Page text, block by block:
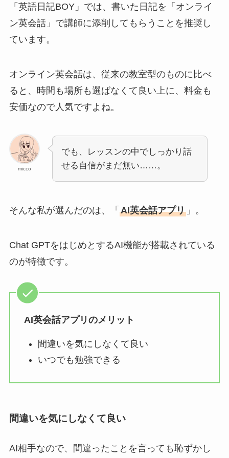
「英語日記BOY」では、書いた日記を「オンライ
ン英会話」で講師に添削してもらうことを推奨し
ています。
オンライン英会話は、従来の教室型のものに比べ
ると、時間も場所も選ばなくて良い上に、料金も
安価なので人気ですよね。
micco
でも、レッスンの中でしっかり話
せる自信がまだ無い……。
そんな私が選んだのは、「 AI英会話アプリ」。
Chat GPTをはじめとするAI機能が搭載されている
のが特徴です。
AI英会話アプリのメリット
間違いを気にしなくて良い
いつでも勉強できる
間違いを気にしなくて良い
AI相手なので、間違ったことを言っても恥ずかし